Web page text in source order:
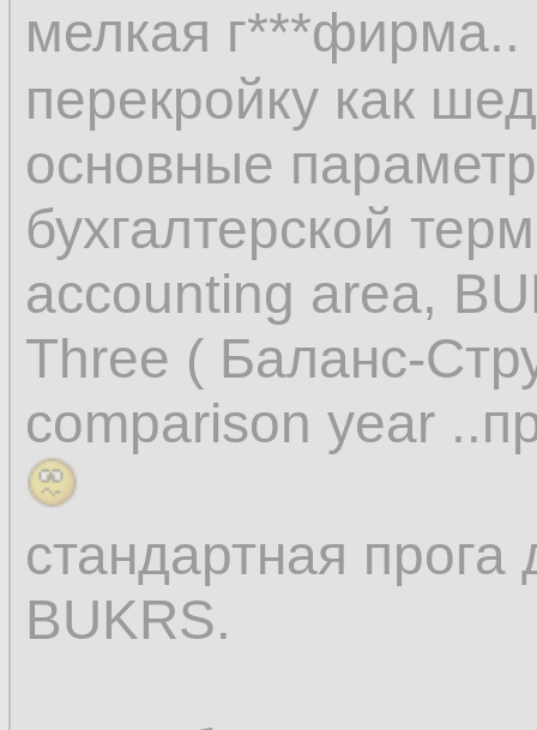
мелкая
перекройку как
основные
бухгалтерской
accounting area,
Three ( Баланс-
comparison year
стандартная прога
BUKRS.